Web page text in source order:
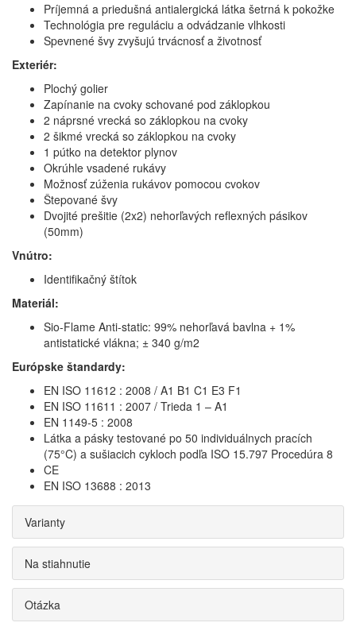
Príjemná a priedušná antialergická látka šetrná k pokožke
Technológia pre reguláciu a odvádzanie vlhkosti
Spevnené švy zvyšujú trvácnosť a životnosť
Exteriér:
Plochý golier
Zapínanie na cvoky schované pod záklopkou
2 náprsné vrecká so záklopkou na cvoky
2 šikmé vrecká so záklopkou na cvoky
1 pútko na detektor plynov
Okrúhle vsadené rukávy
Možnosť zúženia rukávov pomocou cvokov
Štepované švy
Dvojité prešitie (2x2) nehorľavých reflexných pásikov
(50mm)
Vnútro:
Identifikačný štítok
Materiál:
Sio-Flame Anti-static: 99% nehorľavá bavlna + 1%
antistatické vlákna; ± 340 g/m2
Európske štandardy:
EN ISO 11612 : 2008 / A1 B1 C1 E3 F1
EN ISO 11611 : 2007 / Trieda 1 – A1
EN 1149-5 : 2008
Látka a pásky testované po 50 individuálnych pracích
(75°C) a sušiacich cykloch podľa ISO 15.797 Procedúra 8
CE
EN ISO 13688 : 2013
Varianty
Na stiahnutie
Otázka